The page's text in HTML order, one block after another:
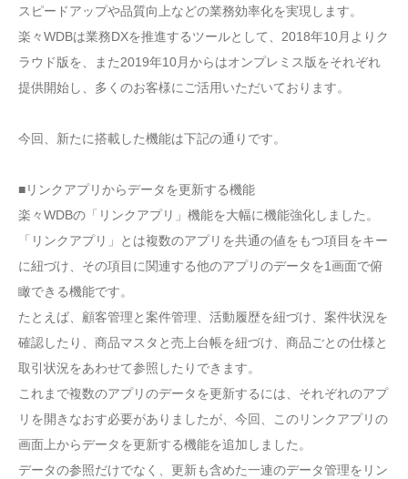
スピードアップや品質向上などの業務効率化を実現します。
楽々WDBは業務DXを推進するツールとして、2018年10月よりク
ラウド版を、また2019年10月からはオンプレミス版をそれぞれ
提供開始し、多くのお客様にご活用いただいております。
今回、新たに搭載した機能は下記の通りです。
■リンクアプリからデータを更新する機能
楽々WDBの「リンクアプリ」機能を大幅に機能強化しました。
「リンクアプリ」とは複数のアプリを共通の値をもつ項目をキー
に紐づけ、その項目に関連する他のアプリのデータを1画面で俯
瞰できる機能です。
たとえば、顧客管理と案件管理、活動履歴を紐づけ、案件状況を
確認したり、商品マスタと売上台帳を紐づけ、商品ごとの仕様と
取引状況をあわせて参照したりできます。
これまで複数のアプリのデータを更新するには、それぞれのアプ
リを開きなおす必要がありましたが、今回、このリンクアプリの
画面上からデータを更新する機能を追加しました。
データの参照だけでなく、更新も含めた一連のデータ管理をリン